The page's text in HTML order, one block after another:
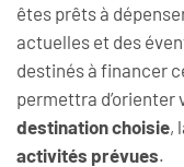
êtes prêts à
actuelles et des
destinés à financer
permettra d’orienter
destination choisie,
activités prévues.